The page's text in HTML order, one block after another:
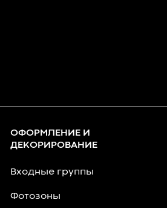
ОФОРМЛЕНИЕ И
ДЕКОРИРОВАНИЕ
Входные группы
Фотозоны